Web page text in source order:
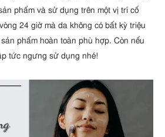
phẩm và sử dụng trên một vị trí cố
24 giờ mà da không có bất kỳ triệu
phẩm hoàn toàn phù hợp. Còn nếu
tức ngưng sử dụng nhé!